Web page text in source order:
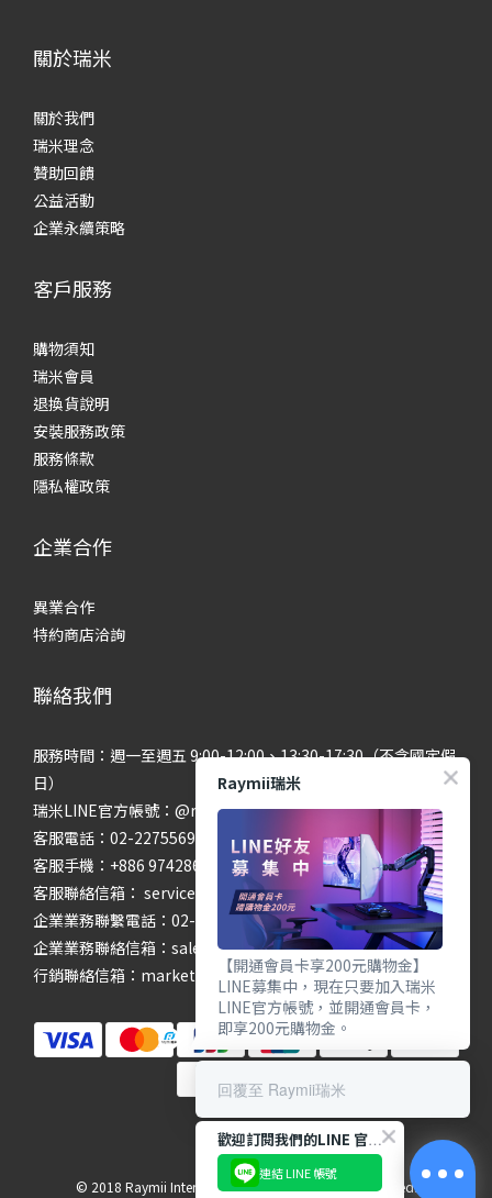
關於瑞米
關於我們
瑞米理念
贊助回饋
公益活動
企業永續策略
客戶服務
購物須知
瑞米會員
退換貨說明
安裝服務政策
服務條款
隱私權政策
企業合作
異業合作
特約商店洽詢
聯絡我們
服務時間：週一至週五 9:00-12:00、13:30-17:30（不含國定假
日）
瑞米LINE官方帳號：@raymii
客服電話：02-22755699 #201 #202
客服手機：+886 974286654
客服聯絡信箱： service@raymii.com
企業業務聯繫電話：02-22755699 #302
企業業務聯絡信箱：sales@raymii.com
行銷聯絡信箱：marketing@raymii.com
© 2018 Raymii International Limited. All Rights Reserved.
Raymii瑞米
【開通會員卡享200元購物金】
LINE募集中，現在只要加入瑞米
LINE官方帳號，並開通會員卡，
即享200元購物金。
回覆至 Raymii瑞米
歡迎訂閱我們的LINE 官方帳號
連結 LINE 帳號